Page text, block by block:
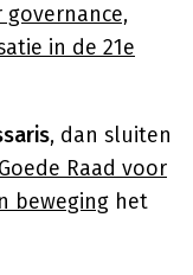
governance,
in de 21e
, dan sluiten
Goede Raad voor
beweging het